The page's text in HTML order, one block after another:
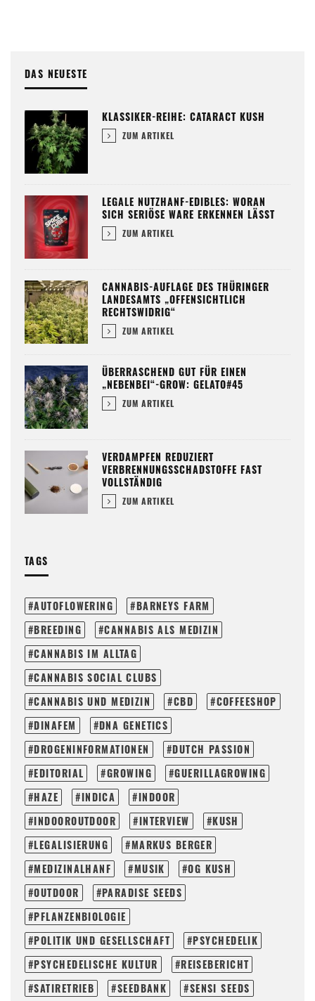
DAS NEUESTE
KLASSIKER-REIHE: CATARACT KUSH
ZUM ARTIKEL
LEGALE NUTZHANF-EDIBLES: WORAN
SICH SERIÖSE WARE ERKENNEN LÄSST
ZUM ARTIKEL
CANNABIS-AUFLAGE DES THÜRINGER
LANDESAMTS „OFFENSICHTLICH
RECHTSWIDRIG“
ZUM ARTIKEL
ÜBERRASCHEND GUT FÜR EINEN
„NEBENBEI“-GROW: GELATO#45
ZUM ARTIKEL
VERDAMPFEN REDUZIERT
VERBRENNUNGSSCHADSTOFFE FAST
VOLLSTÄNDIG
ZUM ARTIKEL
TAGS
AUTOFLOWERING
BARNEYS FARM
BREEDING
CANNABIS ALS MEDIZIN
CANNABIS IM ALLTAG
CANNABIS SOCIAL CLUBS
CANNABIS UND MEDIZIN
CBD
COFFEESHOP
DINAFEM
DNA GENETICS
DROGENINFORMATIONEN
DUTCH PASSION
EDITORIAL
GROWING
GUERILLAGROWING
HAZE
INDICA
INDOOR
INDOOROUTDOOR
INTERVIEW
KUSH
LEGALISIERUNG
MARKUS BERGER
MEDIZINALHANF
MUSIK
OG KUSH
OUTDOOR
PARADISE SEEDS
PFLANZENBIOLOGIE
POLITIK UND GESELLSCHAFT
PSYCHEDELIK
PSYCHEDELISCHE KULTUR
REISEBERICHT
SATIRETRIEB
SEEDBANK
SENSI SEEDS